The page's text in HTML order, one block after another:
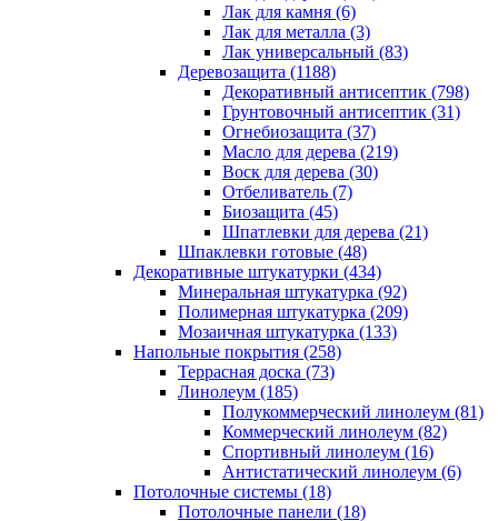
Лак для камня (6)
Лак для металла (3)
Лак универсальный (83)
Деревозащита (1188)
Декоративный антисептик (798)
Грунтовочный антисептик (31)
Огнебиозащита (37)
Масло для дерева (219)
Воск для дерева (30)
Отбеливатель (7)
Биозащита (45)
Шпатлевки для дерева (21)
Шпаклевки готовые (48)
Декоративные штукатурки (434)
Минеральная штукатурка (92)
Полимерная штукатурка (209)
Мозаичная штукатурка (133)
Напольные покрытия (258)
Террасная доска (73)
Линолеум (185)
Полукоммерческий линолеум (81)
Коммерческий линолеум (82)
Спортивный линолеум (16)
Антистатический линолеум (6)
Потолочные системы (18)
Потолочные панели (18)